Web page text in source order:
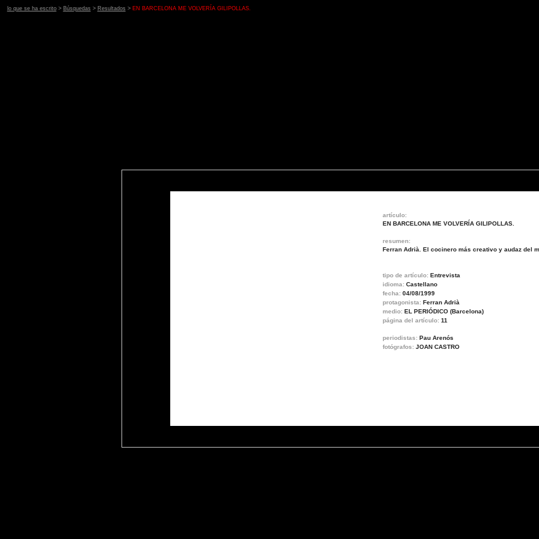
lo que se ha escrito> Búsquedas > Resultados > EN BARCELONA ME VOLVERÍA GILIPOLLAS.
artículo:
EN BARCELONA ME VOLVERÍA GILIPOLLAS.
resumen:
Ferran Adrià. El cocinero más creativo y audaz del
tipo de artículo: Entrevista
idioma: Castellano
fecha: 04/08/1999
protagonista: Ferran Adrià
medio: EL PERIÓDICO (Barcelona)
página del artículo: 11
periodistas: Pau Arenós
fotógrafos: JOAN CASTRO